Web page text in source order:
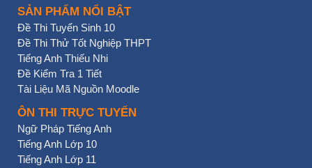
SẢN PHẨM NỔI BẬT
Đề Thi Tuyển Sinh 10
Đề Thi Thử Tốt Nghiệp THPT
Tiếng Anh Thiếu Nhi
Đề Kiểm Tra 1 Tiết
Tài Liệu Mã Nguồn Moodle
ÔN THI TRỰC TUYẾN
Ngữ Pháp Tiếng Anh
Tiếng Anh Lớp 10
Tiếng Anh Lớp 11